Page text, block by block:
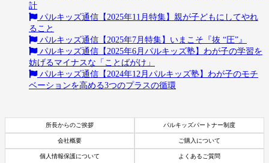
計
パルキッズ通信【2025年11月特集】親が子どもにしてやれ
ること
パルキッズ通信【2025年7月特集】いまこそ『抜 “圧”』
パルキッズ通信【2025年6月パルキッズ塾】わが子の学習を
妨げるマイナスな「ことばがけ」
パルキッズ通信【2024年12月パルキッズ塾】わが子のモチ
ベーションを高める3つのプラスの循環
所長からのご挨拶 パルキッズパートナー制度
会社概要 ご購入について
個人情報保護について よくあるご質問